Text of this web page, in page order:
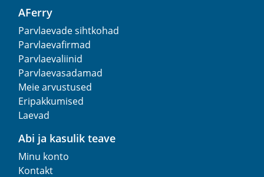
AFerry
Parvlaevade sihtkohad
Parvlaevafirmad
Parvlaevaliinid
Parvlaevasadamad
Meie arvustused
Eripakkumised
Laevad
Abi ja kasulik teave
Minu konto
Kontakt